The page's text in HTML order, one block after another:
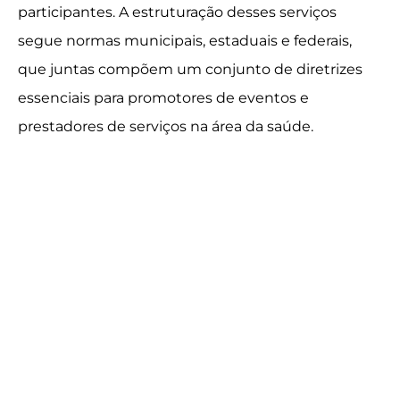
participantes. A estruturação desses serviços
segue normas municipais, estaduais e federais,
que juntas compõem um conjunto de diretrizes
essenciais para promotores de eventos e
prestadores de serviços na área da saúde.